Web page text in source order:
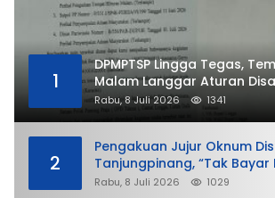
1
DPMPTSP Lingga Tegas,
Malam Langgar Aturan
Rabu, 8 Juli 2026 1341
2
Pengakuan Jujur Oknum
Tanjungpinang, “Tak Bayar
demi Untung”
Rabu, 8 Juli 2026 1029